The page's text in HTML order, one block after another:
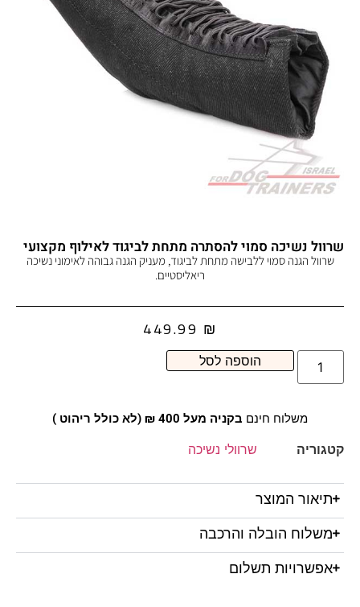
שרוול נשיכה סמוי להסתרה מתחת לביגוד לאילוף מקצועי
שרוול הגנה סמוי ללבישה מתחת לביגוד, מעניק הגנה גבוהה לאימוני נשיכה
ריאליסטיים.
449.99 ₪
הוספה לסל
משלוח חינם בקניה מעל 400 ₪ (לא כולל ריהוט )
קטגוריה שרוולי נשיכה
תיאור המוצר
משלוח הובלה והרכבה
אפשרויות תשלום